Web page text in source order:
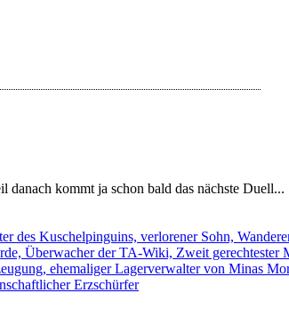
kommt ja schon bald das nächste Duell...
des Kuschelpinguins, verlorener Sohn,
Überwacher der TA-Wiki, Zweit gerechtester
ehemaliger Lagerverwalter von Minas
Erzschürfer